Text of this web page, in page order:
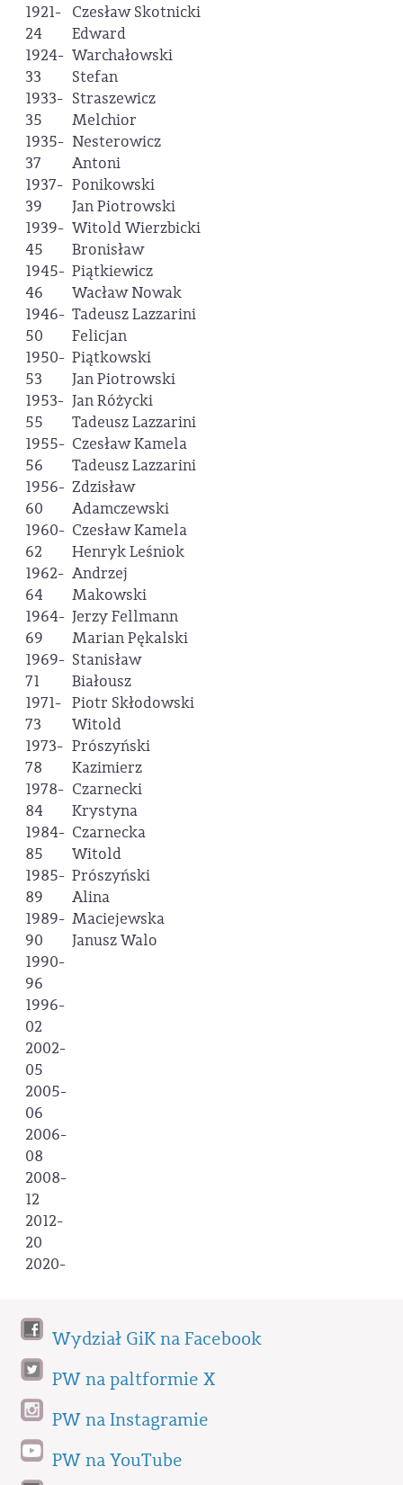
1921-
24
1924-
33
1933-
35
1935-
37
1937-
39
1939-
45
1945-
46
1946-
50
1950-
53
1953-
55
1955-
56
1956-
60
1960-
62
1962-
64
1964-
69
1969-
71
1971-
73
1973-
78
1978-
84
1984-
85
1985-
89
1989-
90
1990-
96
1996-
02
2002-
05
2005-
06
2006-
08
2008-
12
2012-
20
2020-
Czesław Skotnicki
Edward
Warchałowski
Stefan
Straszewicz
Melchior
Nesterowicz
Antoni
Ponikowski
Jan Piotrowski
Witold Wierzbicki
Bronisław
Piątkiewicz
Wacław Nowak
Tadeusz Lazzarini
Felicjan
Piątkowski
Jan Piotrowski
Jan Różycki
Tadeusz Lazzarini
Czesław Kamela
Tadeusz Lazzarini
Zdzisław
Adamczewski
Czesław Kamela
Henryk Leśniok
Andrzej
Makowski
Jerzy Fellmann
Marian Pękalski
Stanisław
Białousz
Piotr Skłodowski
Witold
Prószyński
Kazimierz
Czarnecki
Krystyna
Czarnecka
Witold
Prószyński
Alina
Maciejewska
Janusz Walo
Wydział GiK na Facebook
PW na paltformie X
PW na Instagramie
PW na YouTube